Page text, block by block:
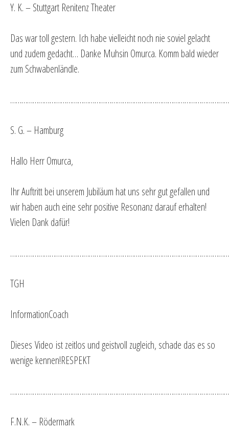
Y. K. – Stuttgart Renitenz Theater
Das war toll gestern. Ich habe vielleicht noch nie soviel gelacht
und zudem gedacht… Danke Muhsin Omurca. Komm bald wieder
zum Schwabenländle.
S. G. – Hamburg
Hallo Herr Omurca,
Ihr Auftritt bei unserem Jubiläum hat uns sehr gut gefallen und
wir haben auch eine sehr positive Resonanz darauf erhalten!
Vielen Dank dafür!
TGH
InformationCoach
Dieses Video ist zeitlos und geistvoll zugleich, schade das es so
wenige kennen!RESPEKT
F.N.K. – Rödermark